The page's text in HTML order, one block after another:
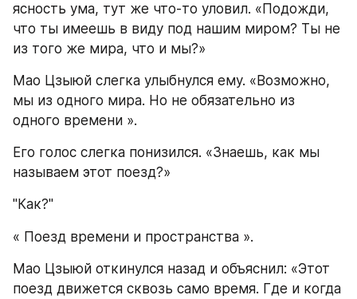
ясность ума, тут же что-то уловил. «Подожди,
что ты имеешь в виду под нашим миром? Ты не
из того же мира, что и мы?»
Мао Цзыюй слегка улыбнулся ему. «Возможно,
мы из одного мира. Но не обязательно из
одного времени ».
Его голос слегка понизился. «Знаешь, как мы
называем этот поезд?»
"Как?"
« Поезд времени и пространства ».
Мао Цзыюй откинулся назад и объяснил: «Этот
поезд движется сквозь само время. Где и когда